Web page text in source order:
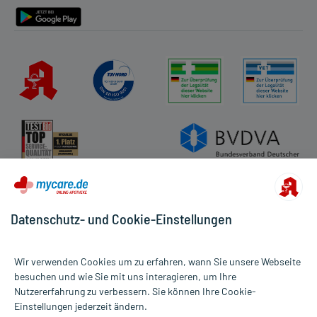
Alle Preise gelten inkl. MwSt., ggf. zzgl. Versandkosten
Informationen auf dieser Website werden ausschließlich für
Datenschutz- und Cookie-Einstellungen
Wir verwenden Cookies um zu erfahren, wann Sie unsere Webseite
besuchen und wie Sie mit uns interagieren, um Ihre
Nutzererfahrung zu verbessern. Sie können Ihre Cookie-
Einstellungen jederzeit ändern.